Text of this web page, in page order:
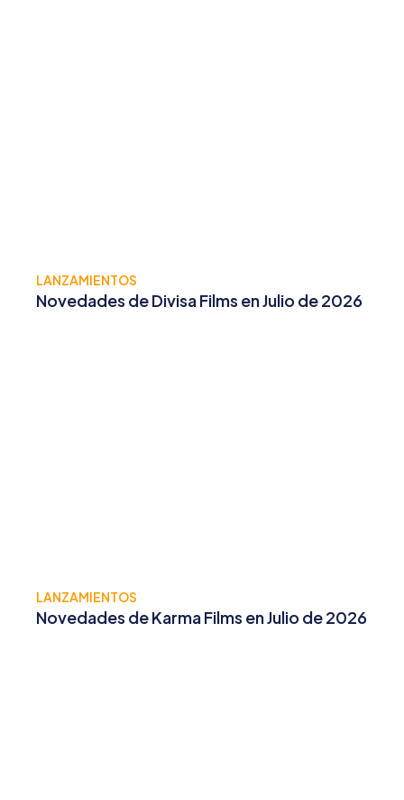
LANZAMIENTOS
Novedades de Divisa Films en Julio de 2026
LANZAMIENTOS
Novedades de Karma Films en Julio de 2026